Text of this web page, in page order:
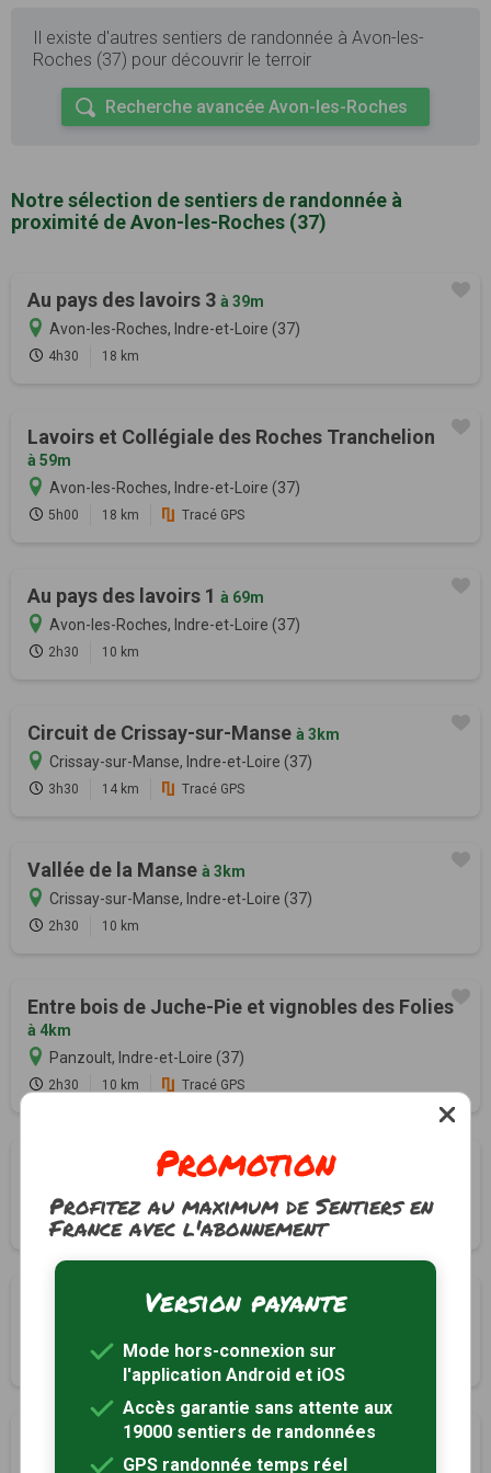
Il existe d'autres sentiers de randonnée à Avon-les-
Roches (37) pour découvrir le terroir
Recherche avancée Avon-les-Roches
Notre sélection de sentiers de randonnée à
proximité de Avon-les-Roches (37)
Au pays des lavoirs 3 à 39m
Avon-les-Roches, Indre-et-Loire (37)
4h30 18 km
Lavoirs et Collégiale des Roches Tranchelion
à 59m
Avon-les-Roches, Indre-et-Loire (37)
5h00 18 km Tracé GPS
Au pays des lavoirs 1 à 69m
Avon-les-Roches, Indre-et-Loire (37)
2h30 10 km
Circuit de Crissay-sur-Manse à 3km
Crissay-sur-Manse, Indre-et-Loire (37)
3h30 14 km Tracé GPS
Vallée de la Manse à 3km
Crissay-sur-Manse, Indre-et-Loire (37)
2h30 10 km
Entre bois de Juche-Pie et vignobles des Folies
à 4km
Panzoult, Indre-et-Loire (37)
2h30 10 km Tracé GPS
à 4km
Panzoult, Indre-et-Loire (37)
1h30 6 km
à 4km
10 km
Circuit jauneà 4km
Panzoult, Indre-et-Loire (37)
Promotion
Profitez au maximum de Sentiers en
France avec l'abonnement
Version payante
Mode hors-connexion sur
l'application Android et iOS
Accès garantie sans attente aux
19000 sentiers de randonnées
GPS randonnée temps réel